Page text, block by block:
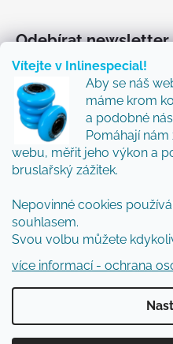
Vítejte v Inlinespecial!
Aby se náš
máme krom
a podobné
Pomáhají
webu, měřit jeho výkon a
bruslařský zážitek.
Nepovinné cookies
souhlasem.
Svou volbu můžete
více informací - ochrana
Odebírat newsletter
Vložte svůj e-mail a my
o nových produktech na
Přidejte se k nám a my
novinky a tipy.
E-mail
Vložením e-mailu
ochrany osobních údajů
PŘIHLÁSIT SE